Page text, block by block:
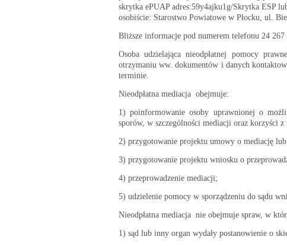
skrytka ePUAP adres:59y4ajku1g/Skrytka ESP
osobiście: Starostwo Powiatowe w Płocku, ul.
Bliższe informacje pod numerem telefonu 24 267
Osoba udzielająca nieodpłatnej pomocy
otrzymaniu ww. dokumentów i danych
terminie.
Nieodpłatna mediacja obejmuje:
1) poinformowanie osoby uprawnionej o
sporów, w szczególności mediacji oraz korzyści
2) przygotowanie projektu umowy o mediację
3) przygotowanie projektu wniosku o
4) przeprowadzenie mediacji;
5) udzielenie pomocy w sporządzeniu do sądu
Nieodpłatna mediacja nie obejmuje spraw, w
1) sąd lub inny organ wydały postanowienie o